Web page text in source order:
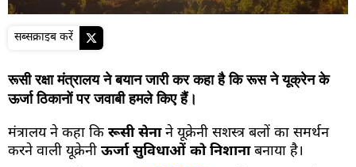
सब्सक्राइब करें
रूसी रक्षा मंत्रालय ने बयान जारी कर कहा है कि रूस ने यूक्रेन के
ऊर्जा ठिकानों पर जवाबी हमले किए हैं।
मंत्रालय ने कहा कि रूसी सेनाने यूक्रेनी सशस्त्र बलों का समर्थन
करने वाली यूक्रेनी ऊर्जा सुविधाओं को निशानाबनाया है।